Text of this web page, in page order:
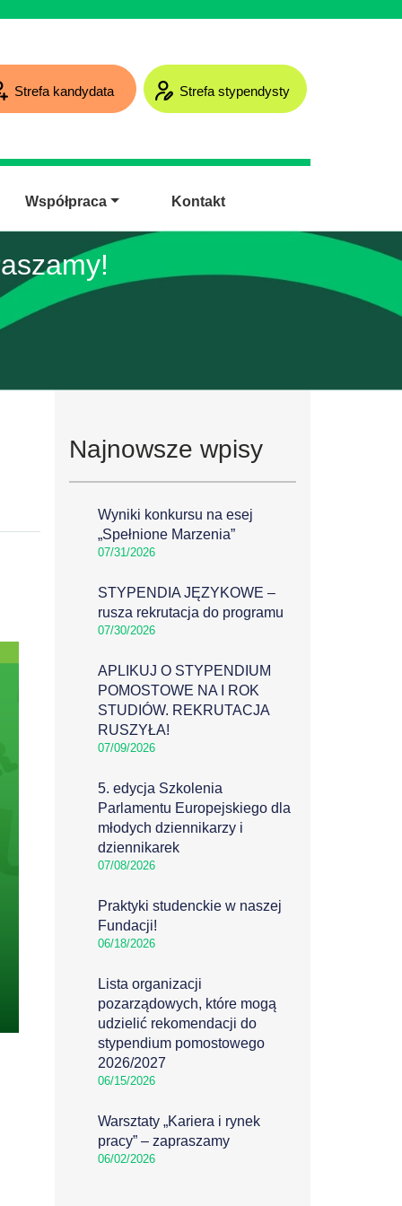
Strefa kandydata Strefa stypendysty
Współpraca Kontakt
Najnowsze wpisy
Wyniki konkursu na esej
„Spełnione Marzenia”
07/31/2026
STYPENDIA JĘZYKOWE –
rusza rekrutacja do programu
07/30/2026
APLIKUJ O STYPENDIUM
POMOSTOWE NA I ROK
STUDIÓW. REKRUTACJA
RUSZYŁA!
07/09/2026
5. edycja Szkolenia
Parlamentu Europejskiego dla
młodych dziennikarzy i
dziennikarek
07/08/2026
Praktyki studenckie w naszej
Fundacji!
06/18/2026
Lista organizacji
pozarządowych, które mogą
udzielić rekomendacji do
stypendium pomostowego
2026/2027
06/15/2026
Warsztaty „Kariera i rynek
pracy” – zapraszamy
06/02/2026